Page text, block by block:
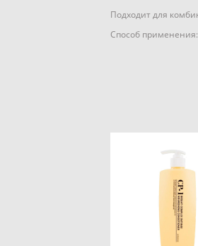
Подходит для
Способ